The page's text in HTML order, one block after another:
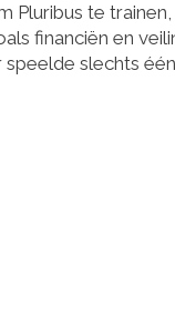
te
financiën en
slechts